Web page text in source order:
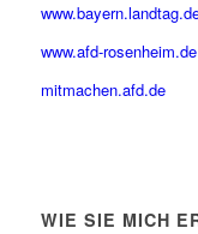
www.afd-rosenheim.de
mitmachen.afd.de
WIE SIE MICH